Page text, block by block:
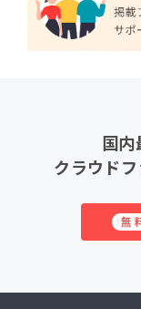
国内
クラウド